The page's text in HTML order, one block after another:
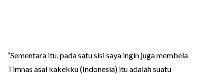
“Sementara itu, pada satu sisi saya ingin juga membela
Timnas asal kakekku (Indonesia) itu adalah suatu